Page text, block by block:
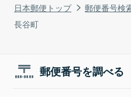
日本郵便トップ 郵便番号検
長谷町
郵便番号を調べる